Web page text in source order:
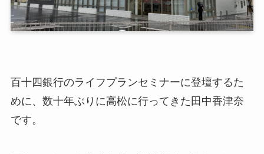
百十四銀行のライフプランセミナーに登壇するた
めに、数十年ぶりに高松に行ってきた田中香津奈
です。